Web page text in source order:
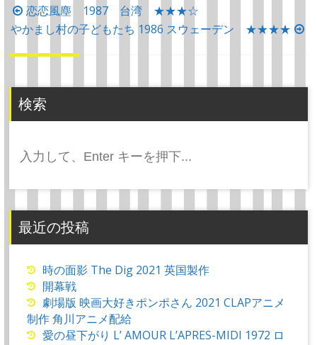
投
稿
ナ
ゲ
ー
ン
恋恋風塵 1987 台湾 ★★★☆
やかまし村の子どもたち 1986 スウェーデン ★★★★
検索
索:
最近の投稿
時の面影 The Dig 2021 英国製作
開幕戦
劇場版 映画大好きポンポさん 2021 CLAPアニメ
制作 角川アニメ配給
愛の昼下がり L’ AMOUR L’APRES-MIDI 1972 ロ